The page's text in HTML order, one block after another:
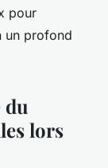
pour
un profond
du
lors